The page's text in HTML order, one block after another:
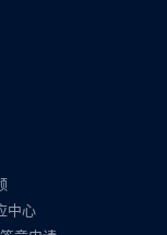
中心